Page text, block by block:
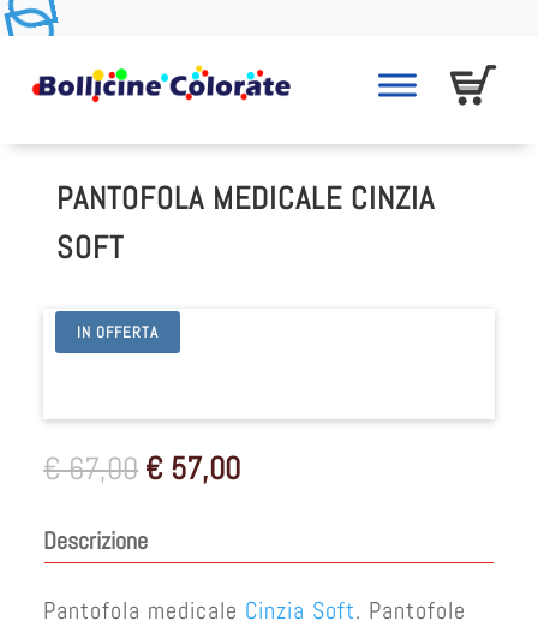
PANTOFOLA MEDICALE CINZIA
SOFT
IN OFFERTA
€67,00 Il
prezzo
era:
€ 57,00Il
Descrizione
Pantofola medicale Cinzia Soft. Pantofole